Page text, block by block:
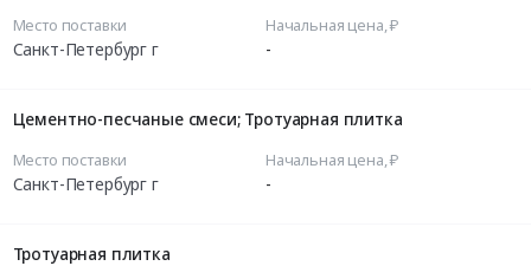
Место поставки
Санкт-Петербург г
Начальная цена, ₽
-
Цементно-песчаные смеси; Тротуарная плитка
Место поставки
Санкт-Петербург г
Начальная цена, ₽
-
Тротуарная плитка